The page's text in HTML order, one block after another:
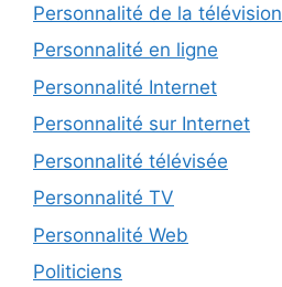
Personnalité de la télévision
Personnalité en ligne
Personnalité Internet
Personnalité sur Internet
Personnalité télévisée
Personnalité TV
Personnalité Web
Politiciens